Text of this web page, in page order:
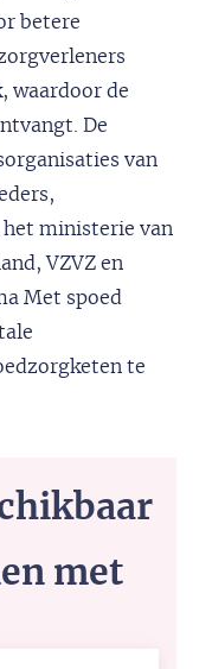
betere
waardoor de
De
van
ministerie van
VZVZ en
Met spoed
te
met